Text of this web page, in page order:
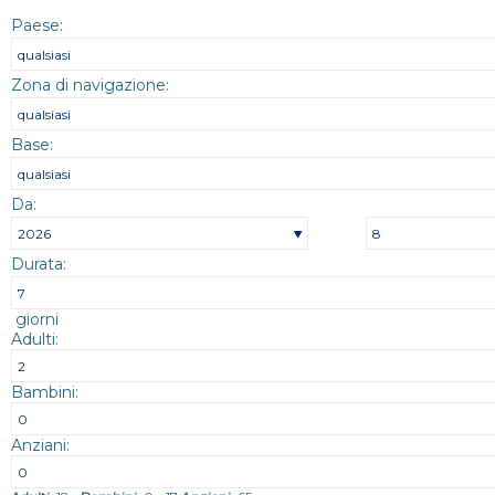
Paese:
Zona di navigazione:
Base:
Da:
Durata:
giorni
Adulti:
Bambini:
Anziani: